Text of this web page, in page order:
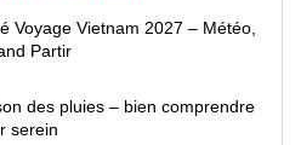
Voyage Vietnam 2027 – Météo,
Partir
des pluies – bien comprendre
serein